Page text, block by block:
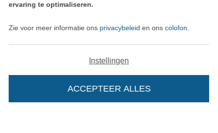
In je winkelwagen
Deutsch
Nederlands
Wissel naar deFrançais
Wissel naar de
ervaring te optimaliseren.
Zie voor meer informatie ons privacybeleid en ons colofon
Instellingen
ACCEPTEER ALLES